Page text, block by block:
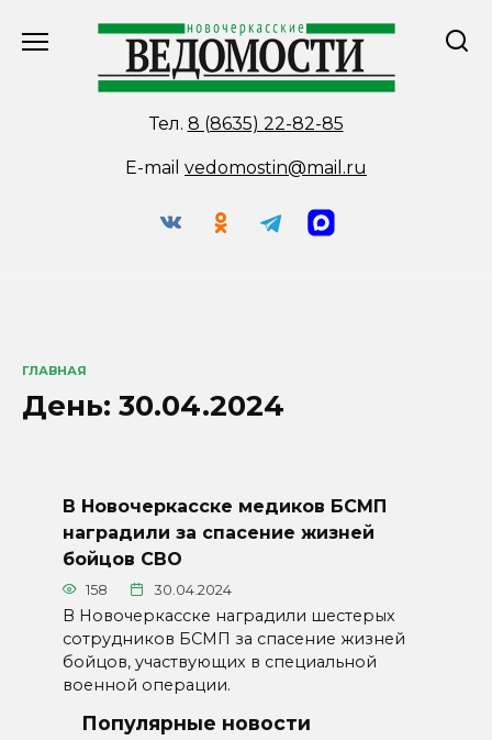
Тел. 8 (8635) 22-82-85
E-mail vedomostin@mail.ru
ГЛАВНАЯ
День: 30.04.2024
В Новочеркасске медиков БСМП
наградили за спасение жизней
бойцов СВО
158 30.04.2024
В Новочеркасске наградили шестерых
сотрудников БСМП за спасение жизней
бойцов, участвующих в специальной
военной операции.
Популярные новости